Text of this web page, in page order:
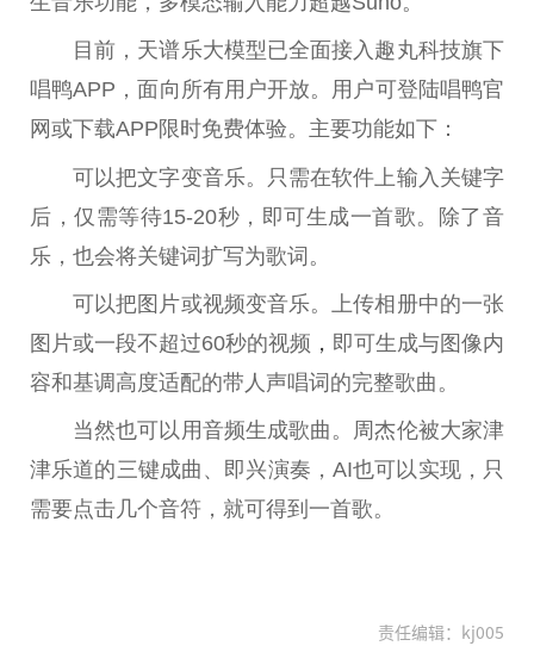
目前，天谱乐大模型已全面接入趣丸科技旗下
唱鸭APP，面向所有用户开放。用户可登陆唱鸭官
网或下载APP限时免费体验。主要功能如下：
可以把文字变音乐。只需在软件上输入关键字
后，仅需等待15-20秒，即可生成一首歌。除了音
乐，也会将关键词扩写为歌词。
可以把图片或视频变音乐。上传相册中的一张
图片或一段不超过60秒的视频 ， 即可生成与图像内
容和基调高度适配的带人声唱词的完整歌曲。
当然也可以用音频生成歌曲。周杰伦被大家津
津乐道的三键成曲、即兴演奏，AI也可以实现，只
需要点击几个音符，就可得到一首歌。
责任编辑：kj005